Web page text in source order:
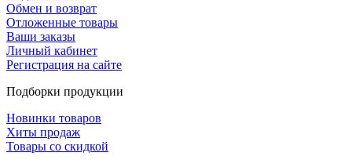
Обмен и возврат
Отложенные товары
Ваши заказы
Личный кабинет
Регистрация на сайте
Подборки продукции
Новинки товаров
Хиты продаж
Товары со скидкой